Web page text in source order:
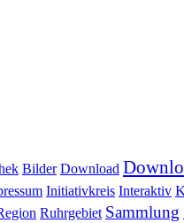
Bilder Download
Initiativkreis Interaktiv
Ruhrgebiet Sammlung